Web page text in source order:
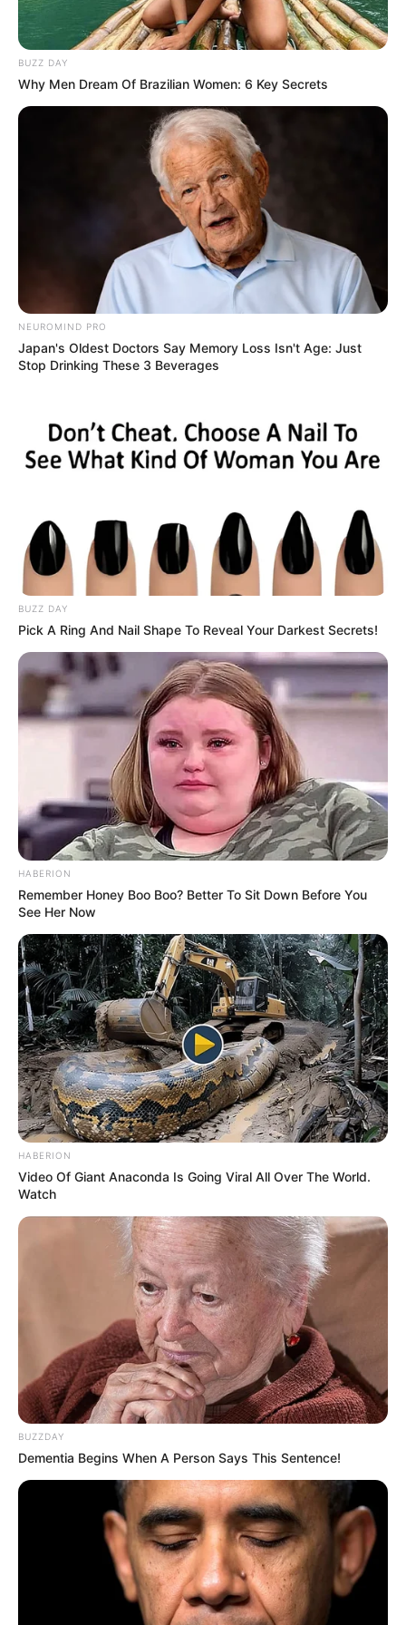
Sinopsis Vivo, Perjalanan
Seekor Kinkajou Demi
Nyanyikan Lagu Cinta
Teror Mengerikan
Belalang Haus Darah
Serem! 9 Chat Ojek Online &
Pelanggan Ini Bikin Auto
Merinding
Bikin Ngakak, 10 Potret
Cosplay Murah Pakai Bahan
Seadanya
Anti Mainstream, 10 Cara
Membawa Barang Belanjaan
Versi Warga Thailand
Langka Banget! 10 Pose Lucu
Katak yang Bikin Ketawa
Gemes
Ambyar! 10 Kalimat Baper
Pakai Bahasa Jawa Ini Bikin
BUZZ DAY
Why Men Dream Of Brazilian Women: 6 Key Secrets
NEUROMIND PRO
Japan's Oldest Doctors Say Memory Loss Isn't Age: Just
Stop Drinking These 3 Beverages
BUZZ DAY
Pick A Ring And Nail Shape To Reveal Your Darkest Secrets!
HABERION
Remember Honey Boo Boo? Better To Sit Down Before You
See Her Now
HABERION
Video Of Giant Anaconda Is Going Viral All Over The World.
Watch
BUZZDAY
Dementia Begins When A Person Says This Sentence!